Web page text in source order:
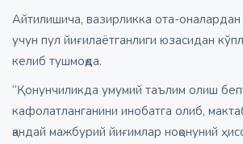
Айтилишича, вазирликка ота-
учун пул йиғилаётганлиги юзасидан
келиб тушмоқда.
“Қонунчиликда умумий таълим олиш
кафолатланганини инобатга олиб,
қандай мажбурий йиғимлар ноқонуний